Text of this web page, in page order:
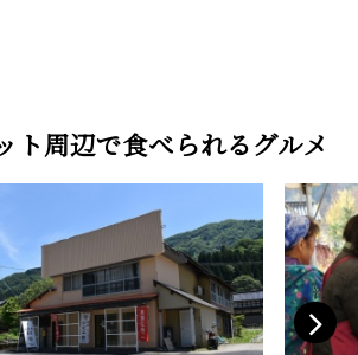
ト周辺で食べられるグルメ